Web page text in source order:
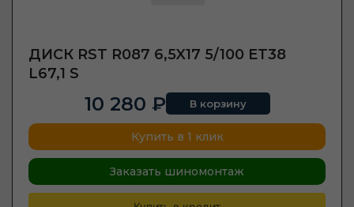
ДИСК RST R087 6,5X17 5/100 ET38
L67,1 S
10 280 ₽ В корзину
Купить в 1 клик
Заказать шиномонтаж